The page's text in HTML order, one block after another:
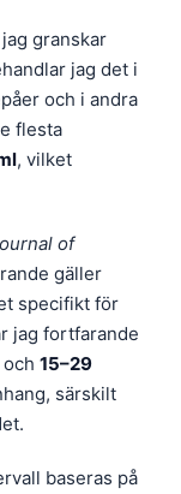
granskar
jag det i
och i andra
flesta
, vilket
of
gäller
specifikt för
jag fortfarande
15–29
särskilt
baseras på